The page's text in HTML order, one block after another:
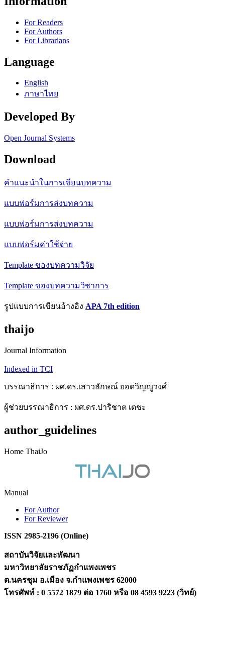
For Readers
For Authors
For Librarians
Language
English
ภาษาไทย
Developed By
Open Journal Systems
Download
คำแนะนำในการเขียนบทความ
แบบฟอร์มการส่งบทความ
แบบฟอร์มการส่งบทความ
แบบฟอร์มค่าใช้จ่าย
Template ของบทความวิจัย
Template ของบทความวิชาการ
รูปแบบการเขียนอ้างอิง APA 7th edition
thaijo
Journal Information
Indexed in TCI
บรรณาธิการ : ผศ.ดร.เสาวลักษณ์ ยอดวิญญูวงศ์
ผู้ช่วยบรรณาธิการ : ผศ.ดร.ปาริชาต เตชะ
author_guidelines
Home ThaiJo
Manual
For Author
For Reviewer
ISSN 2985-2196 (Online)
สถาบันวิจัยและพัฒนา
มหาวิทยาลัยราชภัฏกำแพงเพชร
ต.นครชุม อ.เมือง จ.กำแพงเพชร 62000
โทรศัพท์ : 0 5572 1879 ต่อ 1760 หรือ 08 4593 9223 (วิทย์)